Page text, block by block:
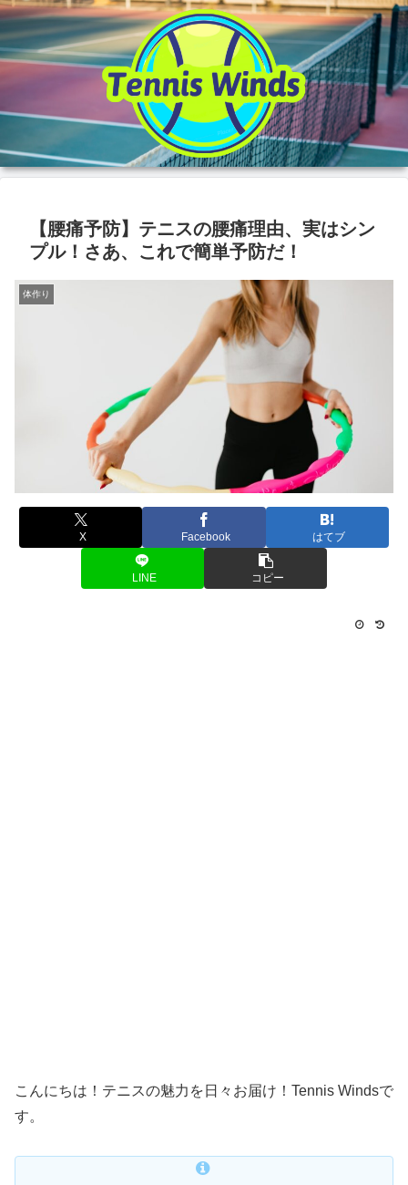
【腰痛予防】テニスの腰痛理由、実はシン
プル！さあ、これで簡単予防だ！
体作り
X Facebook はてブ
LINE コピー
こんにちは！テニスの魅力を日々お届け！Tennis Windsで
す。